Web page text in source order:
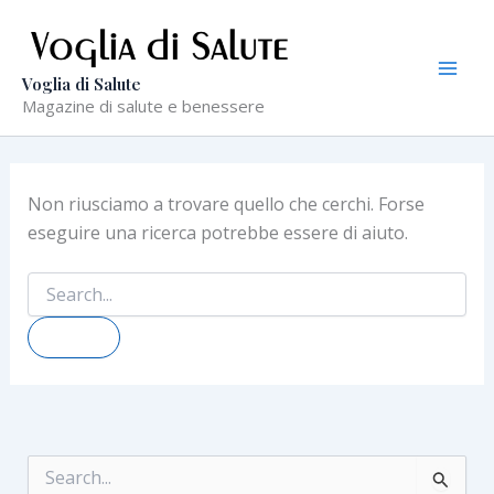
contenuto
Voglia di Salute
Magazine di salute e benessere
Non riusciamo a trovare quello che cerchi. Forse
eseguire una ricerca potrebbe essere di aiuto.
Cerca: